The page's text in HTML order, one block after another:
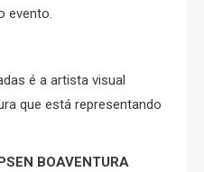
evento.
é a artista visual
que está representando
BOAVENTURA